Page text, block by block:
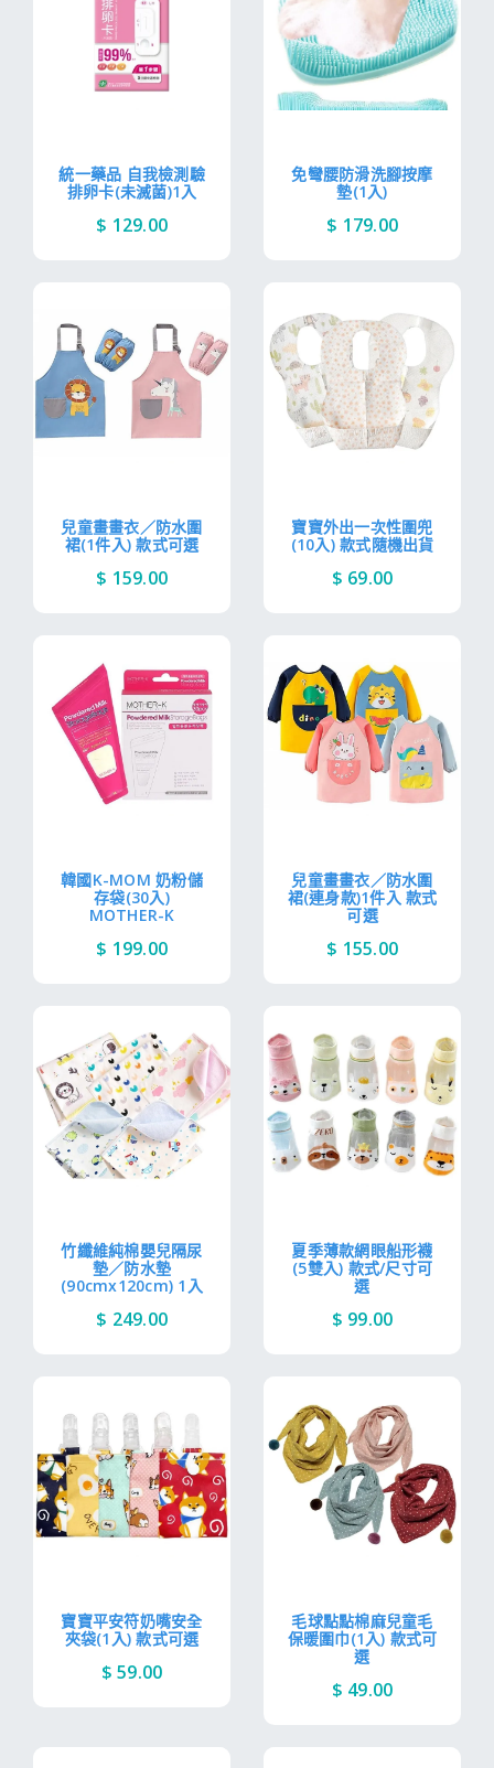
統一藥品 自我檢測驗
排卵卡(未滅菌)1入
$ 129.00
免彎腰防滑洗腳按摩
墊(1入)
$ 179.00
兒童畫畫衣／防水圍
裙(1件入) 款式可選
$ 159.00
寶寶外出一次性圍兜
(10入) 款式隨機出貨
$ 69.00
韓國K-MOM 奶粉儲
存袋(30入)
MOTHER-K
$ 199.00
兒童畫畫衣／防水圍
裙(連身款)1件入 款式
可選
$ 155.00
竹纖維純棉嬰兒隔尿
墊／防水墊
(90cmx120cm) 1入
$ 249.00
夏季薄款網眼船形襪
(5雙入) 款式/尺寸可
選
$ 99.00
寶寶平安符奶嘴安全
夾袋(1入) 款式可選
$ 59.00
毛球點點棉麻兒童毛
保暖圍巾(1入) 款式可
選
$ 49.00